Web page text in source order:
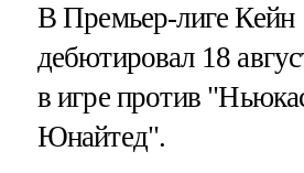
В Премьер-лиге Кейн
дебютировал 18
в игре против
Юнайтед".